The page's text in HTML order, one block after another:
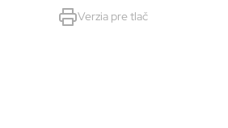
Verzia pre tlač